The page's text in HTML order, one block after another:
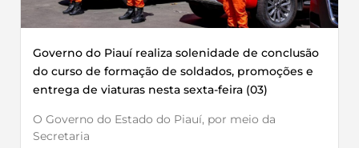
Governo do Piauí realiza solenidade de conclusão
do curso de formação de soldados, promoções e
entrega de viaturas nesta sexta-feira (03)
O Governo do Estado do Piauí, por meio da
Secretaria